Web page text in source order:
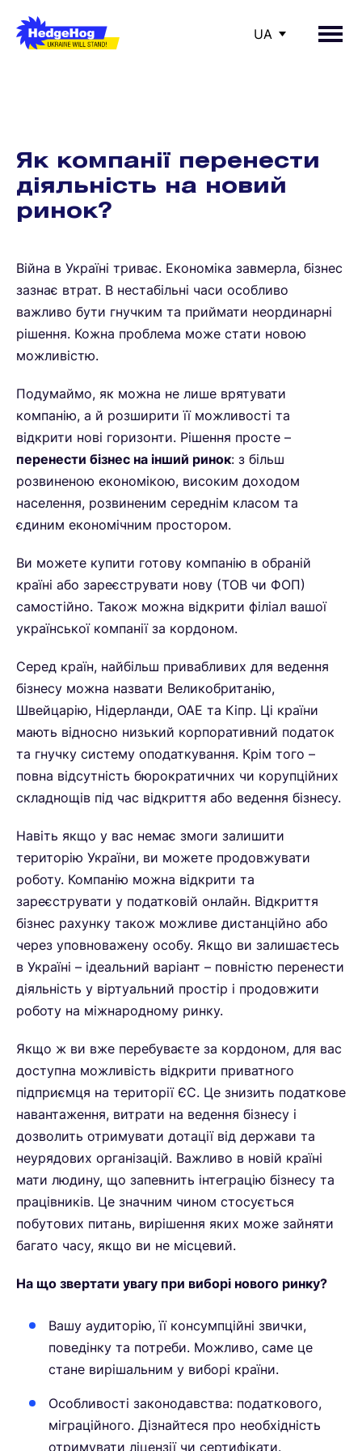
Топ-менеджерів і керівників
Кваліфікованих фахівців
UA
Як компанії перенести
діяльність на новий
ринок?
Війна в Україні триває. Економіка завмерла, бізнес
зазнає втрат. В нестабільні часи особливо
важливо бути гнучким та приймати неординарні
рішення. Кожна проблема може стати новою
можливістю.
Подумаймо, як можна не лише врятувати
компанію, а й розширити її можливості та
відкрити нові горизонти. Рішення просте –
перенести бізнес на інший ринок: з більш
розвиненою економікою, високим доходом
населення, розвиненим середнім класом та
єдиним економічним простором.
Ви можете купити готову компанію в обраній
країні або зареєструвати нову (ТОВ чи ФОП)
самостійно. Також можна відкрити філіал вашої
української компанії за кордоном.
Серед країн, найбільш привабливих для ведення
бізнесу можна назвати Великобританію,
Швейцарію, Нідерланди, ОАЕ та Кіпр. Ці країни
мають відносно низький корпоративний податок
та гнучку систему оподаткування. Крім того –
повна відсутність бюрократичних чи корупційних
складнощів під час відкриття або ведення бізнесу.
Навіть якщо у вас немає змоги залишити
територію України, ви можете продовжувати
роботу. Компанію можна відкрити та
зареєструвати у податковій онлайн. Відкриття
бізнес рахунку також можливе дистанційно або
через уповноважену особу. Якщо ви залишаєтесь
в Україні – ідеальний варіант – повністю перенести
діяльність у віртуальний простір і продовжити
роботу на міжнародному ринку.
Якщо ж ви вже перебуваєте за кордоном, для вас
доступна можливість відкрити приватного
підприємця на території ЄС. Це знизить податкове
навантаження, витрати на ведення бізнесу і
дозволить отримувати дотації від держави та
неурядових організацій. Важливо в новій країні
мати людину, що запевнить інтеграцію бізнесу та
працівників. Це значним чином стосується
побутових питань, вирішення яких може зайняти
багато часу, якщо ви не місцевий.
На що звертати увагу при виборі нового ринку?
Вашу аудиторію, її консумпційні звички,
поведінку та потреби. Можливо, саме це
стане вирішальним у виборі країни.
Особливості законодавства: податкового,
міграційного. Дізнайтеся про необхідність
отримувати ліцензії чи сертифікати.